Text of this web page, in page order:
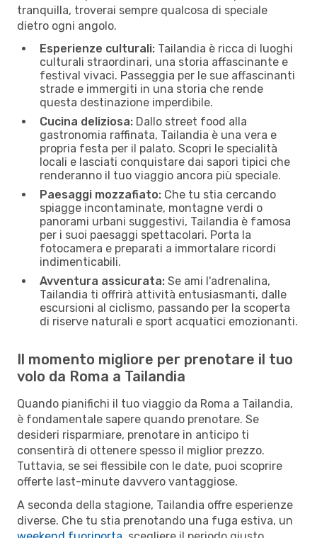
tranquilla, troverai sempre qualcosa di speciale
dietro ogni angolo.
Esperienze culturali: Tailandia è ricca di luoghi
culturali straordinari, una storia affascinante e
festival vivaci. Passeggia per le sue affascinanti
strade e immergiti in una storia che rende
questa destinazione imperdibile.
Cucina deliziosa: Dallo street food alla
gastronomia raffinata, Tailandia è una vera e
propria festa per il palato. Scopri le specialità
locali e lasciati conquistare dai sapori tipici che
renderanno il tuo viaggio ancora più speciale.
Paesaggi mozzafiato: Che tu stia cercando
spiagge incontaminate, montagne verdi o
panorami urbani suggestivi, Tailandia è famosa
per i suoi paesaggi spettacolari. Porta la
fotocamera e preparati a immortalare ricordi
indimenticabili.
Avventura assicurata: Se ami l'adrenalina,
Tailandia ti offrirà attività entusiasmanti, dalle
escursioni al ciclismo, passando per la scoperta
di riserve naturali e sport acquatici emozionanti.
Il momento migliore per prenotare il tuo
volo da Roma a Tailandia
Quando pianifichi il tuo viaggio da Roma a Tailandia,
è fondamentale sapere quando prenotare. Se
desideri risparmiare, prenotare in anticipo ti
consentirà di ottenere spesso il miglior prezzo.
Tuttavia, se sei flessibile con le date, puoi scoprire
offerte last-minute davvero vantaggiose.
A seconda della stagione, Tailandia offre esperienze
diverse. Che tu stia prenotando una fuga estiva, un